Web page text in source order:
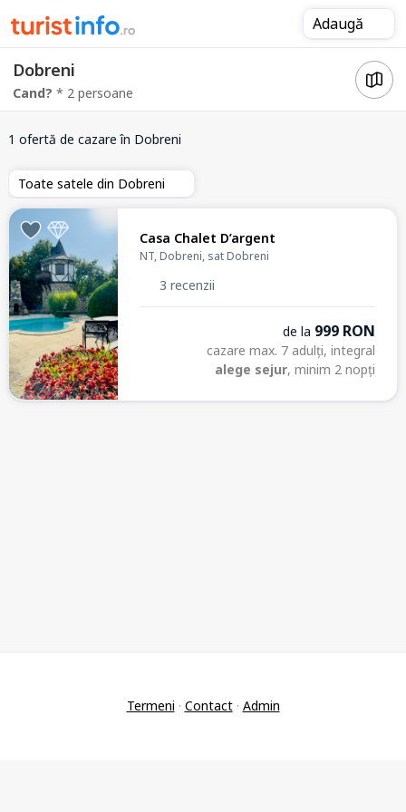
Adaugă
Dobreni
Cand? * 2 persoane
1 ofertă de cazareîn Dobreni
Toate satele din Dobreni
Casa Chalet D’argent
NT, Dobreni, sat Dobreni
3 recenzii
de la 999 RON
cazare max. 7 adulți, integral
alege sejur, minim 2 nopți
Termeni · Contact· Admin